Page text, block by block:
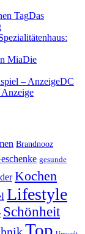
Das
Die
DC
Brandnooz
gesunde
Kochen
Lifestyle
Schönheit
Top